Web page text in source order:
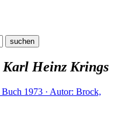
Karl Heinz Krings
Buch 1973 · Autor: Brock,